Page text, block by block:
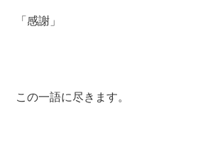
「感謝」
この一語に尽きます。